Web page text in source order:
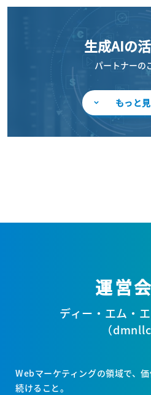
生成AIの
パートナーの
もっと
運営
ディー・エム・
（
Webマーケティングの領域で、
続けること。